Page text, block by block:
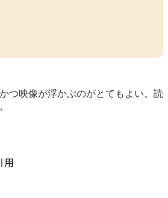
つ映像が浮かぶのがとてもよい。読
用